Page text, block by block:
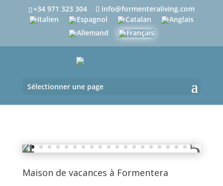
+34 971 323 304 info@formenteraliving.com
Sélectionner une page
Maison de vacances à Formentera